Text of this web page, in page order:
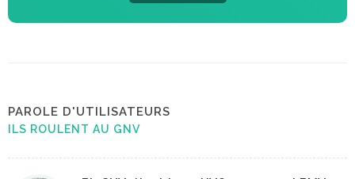
PAROLE D'UTILISATEURS
ILS ROULENT AU GNV